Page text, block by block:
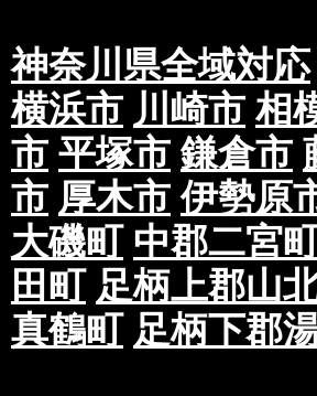
神奈川県全域対応
横浜市 川崎市 相
市 平塚市 鎌倉市
市 厚木市 伊勢原
大磯町 中郡二宮
田町 足柄上郡山
真鶴町 足柄下郡